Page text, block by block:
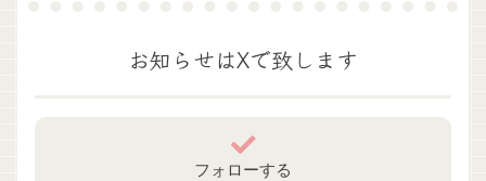
お知らせはXで致します
フォローする